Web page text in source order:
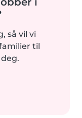
så vil vi
til